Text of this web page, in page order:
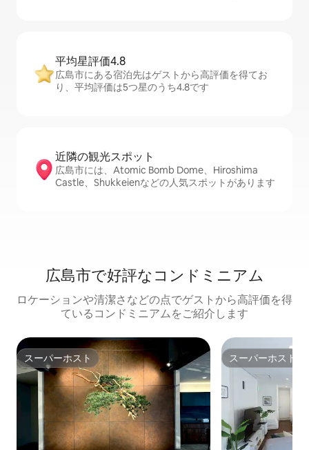
平均星評価4.8
広島市にある宿泊先はゲストから高評価を得てお
り、平均評価は5つ星のうち4.8です
近隣の観光ス⁠ポ⁠ッ⁠ト
広島市には、Atomic Bomb Dome、Hiroshima
Castle、Shukkeienなどの人気スポットがあります
広島市で好評なコンドミニアム
ロケーションや清潔さなどの点でゲストから高評価を得
ているコンドミニアムをご紹介します
スーパーホスト
スーパーホスト スーパーホスト
スーパーホスト